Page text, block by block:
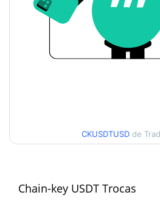
7 dias Baixa / 7 dias Alta
30 dias Baixa / 30 dias
52 Semana Baixa / 52
Semana Alta
tempos
Oct 10, 2025 (9 meses atrás)
CKUSDTUSD de
Chain-key USDT Trocas